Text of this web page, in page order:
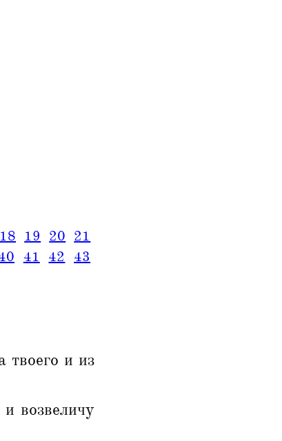
18 19 20 21
41 42
43
твоего и из
возвеличу